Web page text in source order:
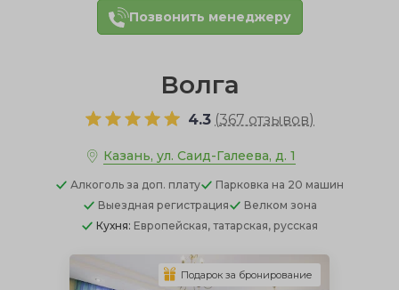
Позвонить менеджеру
Волга
4.3 (367 отзывов)
Казань, ул. Саид-Галеева, д. 1
Алкоголь за доп. плату Парковка на 20 машин
Выездная регистрация
Велком зона
Кухня: Европейская, татарская, русская
Подарок за бронирование